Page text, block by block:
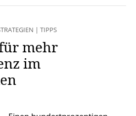
| TIPPS
mehr
im